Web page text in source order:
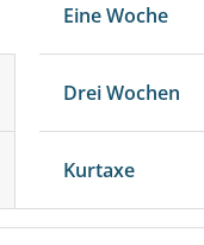
Eine Woche
Drei Wochen
Kurtaxe